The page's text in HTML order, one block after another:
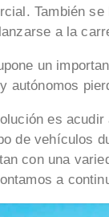
También
a la
un
autónomos
es
de vehículos
con una
a